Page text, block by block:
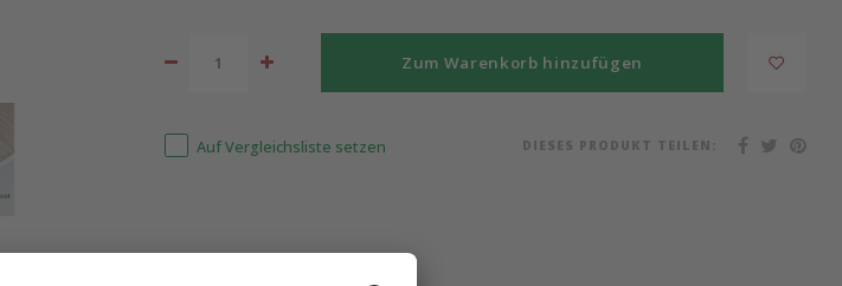
Zum Warenkorb hinzufügen
Auf Vergleichsliste setzen DIESES PRODUKT TEILEN: